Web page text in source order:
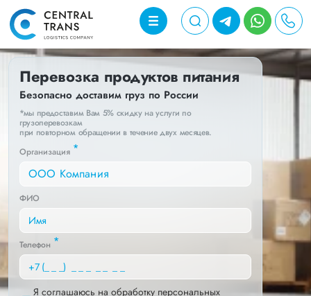
Перевозка продуктов питания
Безопасно доставим груз по России
*мы предоставим Вам 5% скидку на услуги по
грузоперевозкам
при повторном обращении в течение двух месяцев.
Организация *
ФИО
Телефон *
Я соглашаюсь на обработку персональных